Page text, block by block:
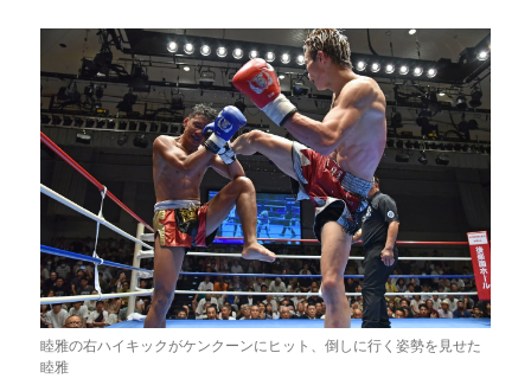
睦雅の右ハイキックがケンクーンにヒット、倒しに行く姿勢を見せた
睦雅